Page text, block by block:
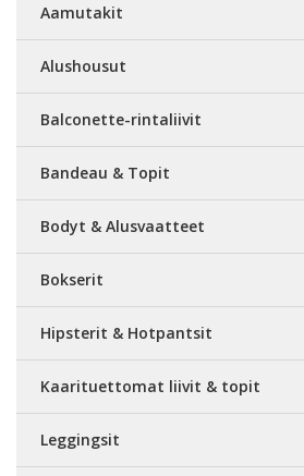
Aamutakit
Alushousut
Balconette-rintaliivit
Bandeau & Topit
Bodyt & Alusvaatteet
Bokserit
Hipsterit & Hotpantsit
Kaarituettomat liivit & topit
Leggingsit